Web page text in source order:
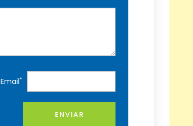
Email*
ENVIAR